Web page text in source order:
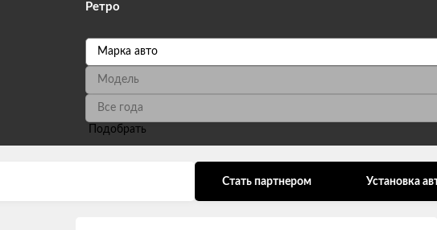
Ретро
Подобрать
Стать партнером Установка